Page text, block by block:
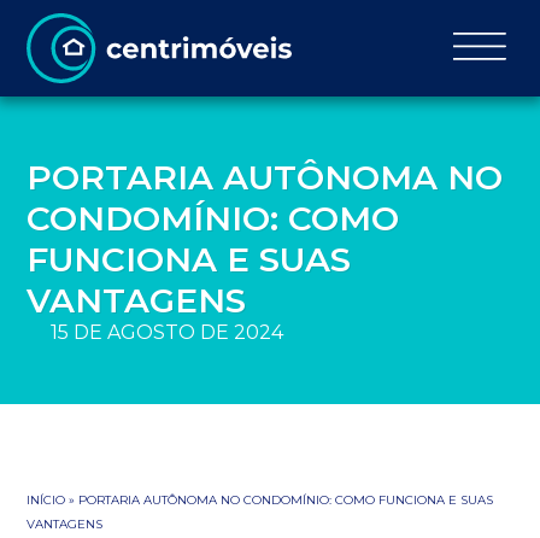
PORTARIA AUTÔNOMA NO
CONDOMÍNIO: COMO
FUNCIONA E SUAS
VANTAGENS
15 DE AGOSTO DE 2024
INÍCIO » PORTARIA AUTÔNOMA NO CONDOMÍNIO: COMO FUNCIONA E SUAS
VANTAGENS